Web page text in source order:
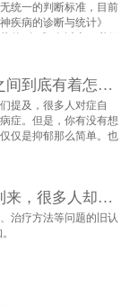
统一的判断标准，目前
疾病的诊断与统计》
双相情感障碍与抑郁症之间到底有着怎样的关系？
提及，很多人对症自
症。但是，你有没有想
仅是抑郁那么简单。也
疫情放开管控的这一刻到来，很多人却焦虑了...
治疗方法等问题的旧认